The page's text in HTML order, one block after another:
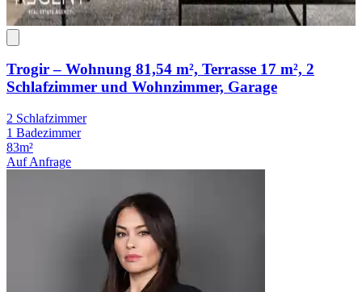
Trogir – Wohnung 81,54 m², Terrasse 17 m², 2
Schlafzimmer und Wohnzimmer, Garage
2 Schlafzimmer
1 Badezimmer
83m²
Auf Anfrage